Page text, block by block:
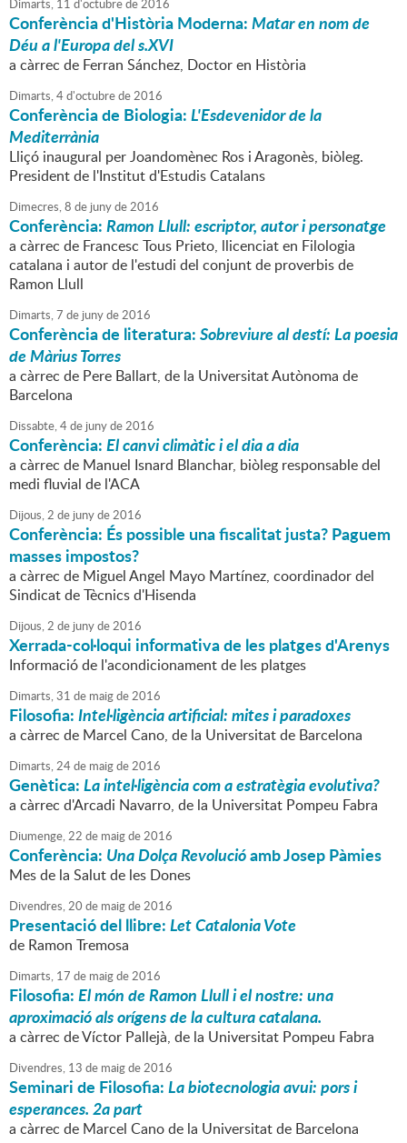
Dimarts, 11 d'octubrede2016
Conferència d'Història Moderna:Matar en nom de
Déu a l'Europa del s.XVI
a càrrec de Ferran Sánchez, Doctor en Història
Dimarts,4d'octubrede2016
Conferència de Biologia:L'Esdevenidor de la
Mediterrània
Lliçó inaugural per Joandomènec Ros i Aragonès, biòleg.
President de l'Institut d'Estudis Catalans
Dimecres,8 de junyde2016
Conferència:Ramon Llull: escriptor, autor i personatge
a càrrec de Francesc Tous Prieto, llicenciat en Filologia
catalana i autor de l'estudi del conjunt de proverbis de
Ramon Llull
Dimarts,7 de junyde2016
Conferència de literatura:Sobreviure al destí: La poesia
de Màrius Torres
a càrrec de Pere Ballart, de la Universitat Autònoma de
Barcelona
Dissabte,4de junyde2016
Conferència:El canvi climàtic i el dia a dia
a càrrec de Manuel Isnard Blanchar, biòleg responsable del
medi fluvial de l'ACA
Dijous,2 de junyde2016
Conferència: És possible una fiscalitat justa? Paguem
masses impostos?
a càrrec de Miguel Angel Mayo Martínez, coordinador del
Sindicat de Tècnics d'Hisenda
Dijous,2 de junyde2016
Xerrada-col·loqui informativa de les platges d'Arenys
Informació de l'acondicionament de les platges
Dimarts,31 de maigde2016
Filosofia:Intel·ligència artificial: mites i paradoxes
a càrrec de Marcel Cano, de la Universitat de Barcelona
Dimarts,24de maigde2016
Genètica:La intel·ligència com a estratègia evolutiva?
a càrrec d'Arcadi Navarro, de la Universitat Pompeu Fabra
Diumenge,22 de maigde2016
Conferència: Una Dolça Revolucióamb Josep Pàmies
Mes de la Salut de les Dones
Divendres,20 de maigde2016
Presentació del llibre:Let Catalonia Vote
de Ramon Tremosa
Dimarts, 17 de maigde2016
Filosofia:El món de Ramon Llull i el nostre: una
aproximació als orígens de la cultura catalana.
a càrrec de Víctor Pallejà, de la Universitat Pompeu Fabra
Divendres, 13 de maigde2016
Seminari de Filosofia:La biotecnologia avui: pors i
esperances. 2a part
a càrrec de Marcel Cano de la Universitat de Barcelona